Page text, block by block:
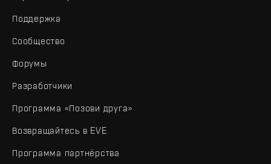
Поддержка
Сообщество
Форумы
Разработчики
Программа «Позови друга»
Возвращайтесь в EVE
Программа партнёрства